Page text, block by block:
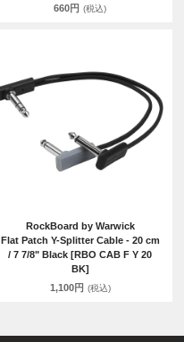
660円 (税込)
RockBoard by Warwick
Flat Patch Y-Splitter Cable - 20 cm
/ 7 7/8" Black [RBO CAB F Y 20
BK]
1,100円 (税込)